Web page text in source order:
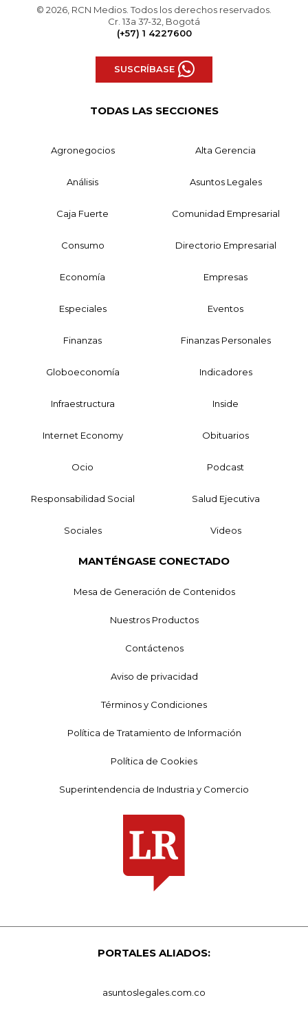
© 2026, RCN Medios. Todos los derechos reservados.
Cr. 13a 37-32, Bogotá
(+57) 1 4227600
SUSCRÍBASE
TODAS LAS SECCIONES
Agronegocios Alta Gerencia
Análisis Asuntos Legales
Caja Fuerte Comunidad Empresarial
Consumo Directorio Empresarial
Economía Empresas
Especiales Eventos
Finanzas Finanzas Personales
Globoeconomía Indicadores
Infraestructura Inside
Internet Economy Obituarios
Ocio Podcast
Responsabilidad Social Salud Ejecutiva
Sociales Videos
MANTÉNGASE CONECTADO
Mesa de Generación de Contenidos
Nuestros Productos
Contáctenos
Aviso de privacidad
Términos y Condiciones
Política de Tratamiento de Información
Política de Cookies
Superintendencia de Industria y Comercio
PORTALES ALIADOS:
asuntoslegales.com.co